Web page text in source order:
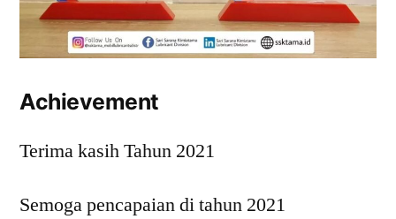
Achievement
Terima kasih Tahun 2021
Semoga pencapaian di tahun 2021